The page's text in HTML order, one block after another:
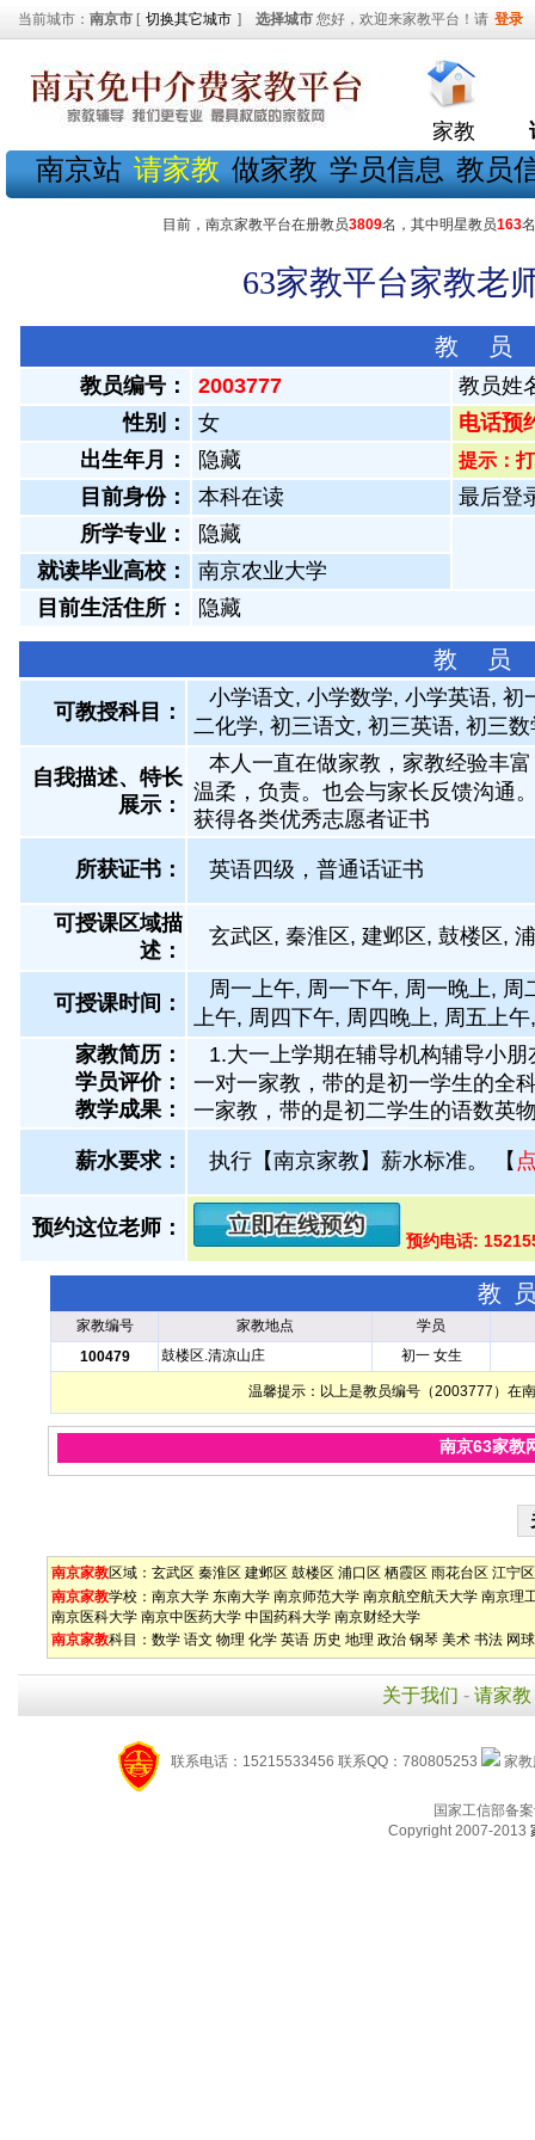
当前城市： 南京市 [ 切换其它城市 ] 选择城市 您好，欢迎来家教平台！请 登录
家教
南京站 请家教 做家教 学员信息 教员
目前，南京家教平台在册教员3809名，其中明星教员163
63家教平台家教老
教 员
教员编号： 2003777
教员姓
性别：
女
电话预
出生年月：
隐藏 提示：
目前身份： 本科在读
最后登
所学专业：
隐藏
就读毕业高校：
南京农业大学
目前生活住所：
隐藏
教 员
可教授科目：
小学语文, 小学数学, 小学英语,
二化学, 初三语文, 初三英语, 初三
自我描述、特长
展示 ：
本人一直在做家教，家教经验丰
温柔，负责。也会与家长反馈沟通
获得各类优秀志愿者证书
所获证书 ： 英语四级，普通话证书
可授课区域描
述：
玄武区, 秦淮区, 建邺区, 鼓楼区,
可授课时间：
周一上午, 周一下午, 周一晚上,
上午, 周四下午, 周四晚上, 周五上
家教简历：
学员评价：
教学成果：
1.大一上学期在辅导机构辅导小
一对一家教，带的是初一学生的全
一家教，带的是初二学生的语数英
薪水要求： 执行【南京家教】薪水标准。 【
预约这位老师：
预约电话:
教
家教编号 家教地点
学员
100479
鼓楼区.清凉山庄 初一 女生
温馨提示：以上是教员编号（2003777）在
南京63家教
南京家教区域： 玄武区 秦淮区 建邺区 鼓楼区 浦口区 栖霞区 雨花台区 江宁区
南京家教学校： 南京大学 东南大学 南京师范大学 南京航空航天大学 南京理
南京医科大学 南京中医药大学 中国药科大学 南京财经大学
南京家教科目： 数学 语文 物理 化学 英语 历史 地理 政治 钢琴 美术 书法 网球
关于我们 - 请家教
联系电话：15215533456 联系QQ：780805253 家
国家工信部备
Copyright 2007-2013